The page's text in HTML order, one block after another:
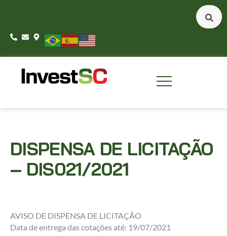
DISPENSA DE LICITAÇÃO
– DIS021/2021
AVISO DE DISPENSA DE LICITAÇÃO
Data de entrega das cotações até: 19/07/2021